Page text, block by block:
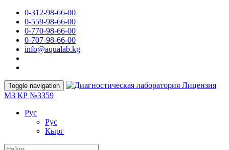
0-312-98-66-00
0-559-98-66-00
0-770-98-66-00
0-707-98-66-00
info@aqualab.kg
Toggle navigation
Лицензия
МЗ КР №3359
Руc
Руc
Кырг